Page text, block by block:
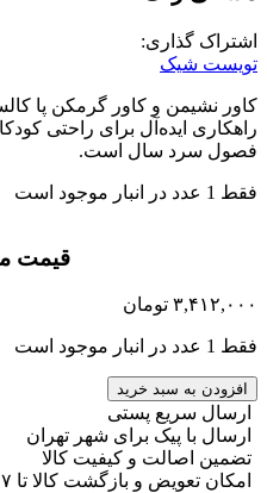
اشتراک گذاری:
تویست شیک
کاور نشیمن و کاور گرمکن پا
راهکاری ایده‌آل برای راحتی
فصول سرد سال است.
فقط 1 عدد در انبار موجود است
قیمت
۳,۴۱۲,۰۰۰ تومان
فقط 1 عدد در انبار موجود است
کاور
نشیمن
و
کاور
گرمکن
افزودن به سبد خرید
ارسال سریع پستی
ارسال با پیک برای شهر تهران
تضمین اصالت و کیفیت کالا
امکان تعویض و بازگشت کالا تا ۷ روز